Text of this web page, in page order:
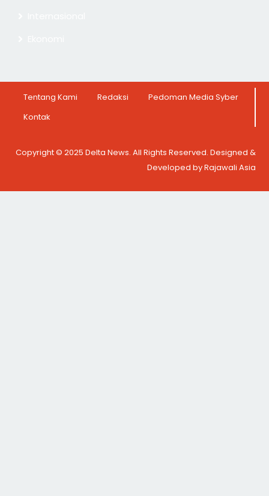
Tentang Kami Redaksi
Pedoman Media Syber
Kontak
Copyright © 2025 Delta News. All Rights Reserved. Designed &
Developed by Rajawali Asia